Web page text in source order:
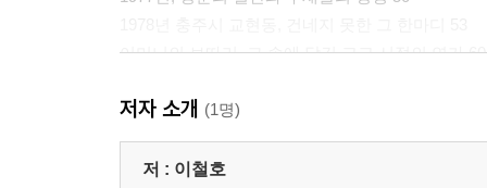
어머니의 보따리, 그 속에 담긴 고교 시절의 연가 60
토요일 오후의 간절한 기대, 아쉬움 71
꿈과 현실 사이, 다시 공부 74
뜨거운 땀으로 쓴 80년대 장학금 이야기, 입영통지
저자 소개 (1명)
저 : 이철호